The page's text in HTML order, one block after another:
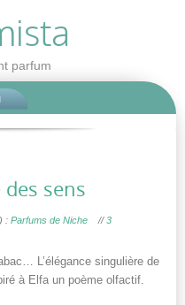
parfum
sens
: Parfums de Niche //3
L’élégance singulière de
à Elfa un poème olfactif.